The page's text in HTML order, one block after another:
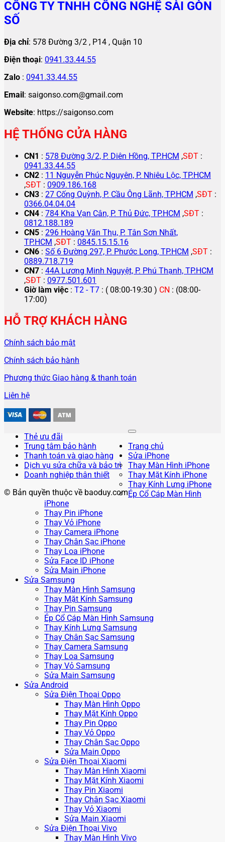
CÔNG TY TNHH CÔNG NGHỆ SÀI GÒN
SỐ
Địa chỉ: 578 Đường 3/2 , P14 , Quận 10
Điện thoại: 0941.33.44.55
Zalo : 0941.33.44.55
Email: saigonso.com@gmail.com
Website: https://saigonso.com
HỆ THỐNG CỬA HÀNG
CN1 : 578 Đường 3/2, P. Diên Hồng, TP.HCM ,SĐT :
0941.33.44.55
CN2 : 11 Nguyễn Phúc Nguyên, P. Nhiêu Lộc, TP.HCM
,SĐT : 0909.186.168
CN3 : 27 Cống Quỳnh, P. Cầu Ông Lãnh, TP.HCM ,SĐT :
0366.04.04.04
CN4 : 784 Kha Vạn Cân, P. Thủ Đức, TP.HCM ,SĐT :
0812.188.189
CN5 : 296 Hoàng Văn Thụ, P. Tân Sơn Nhất,
TP.HCM ,SĐT : 0845.15.15.16
CN6 : Số 6 Đường 297, P. Phước Long, TP.HCM ,SĐT :
0889.718.719
CN7 : 44A Lương Minh Nguyệt, P. Phú Thạnh, TP.HCM
,SĐT : 0977.501.601
Giờ làm việc : T2 - T7 : ( 08:00-19:30 ) CN : (08:00-
17:00)
HỖ TRỢ KHÁCH HÀNG
Chính sách bảo mật
Chính sách bảo hành
Phương thức Giao hàng & thanh toán
Liên hệ
Thẻ ưu đãi
Trung tâm bảo hành
Thanh toán và giao hàng
Dịch vụ sửa chữa và bảo trì
Doanh nghiệp thân thiết
© Bản quyền thuộc về baoduy.com
Trang chủ
Sửa iPhone
Thay Màn Hình iPhone
Thay Mặt Kính iPhone
Thay Kính Lưng iPhone
Ép Cổ Cáp Màn Hình
iPhone
Thay Pin iPhone
Thay Vỏ iPhone
Thay Camera iPhone
Thay Chân Sạc iPhone
Thay Loa iPhone
Sửa Face ID iPhone
Sửa Main iPhone
Sửa Samsung
Thay Màn Hình Samsung
Thay Mặt Kính Samsung
Thay Pin Samsung
Ép Cổ Cáp Màn Hình Samsung
Thay Kính Lưng Samsung
Thay Chân Sạc Samsung
Thay Camera Samsung
Thay Loa Samsung
Thay Vỏ Samsung
Sửa Main Samsung
Sửa Android
Sửa Điện Thoại Oppo
Thay Màn Hình Oppo
Thay Mặt Kính Oppo
Thay Pin Oppo
Thay Vỏ Oppo
Thay Chân Sạc Oppo
Sửa Main Oppo
Sửa Điện Thoại Xiaomi
Thay Màn Hình Xiaomi
Thay Mặt Kính Xiaomi
Thay Pin Xiaomi
Thay Chân Sạc Xiaomi
Thay Vỏ Xiaomi
Sửa Main Xiaomi
Sửa Điện Thoại Vivo
Thay Màn Hình Vivo